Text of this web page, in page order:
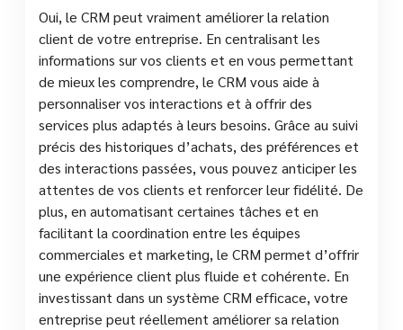
Oui, le CRM peut vraiment améliorer la relation
client de votre entreprise. En centralisant les
informations sur vos clients et en vous permettant
de mieux les comprendre, le CRM vous aide à
personnaliser vos interactions et à offrir des
services plus adaptés à leurs besoins. Grâce au suivi
précis des historiques d’achats, des préférences et
des interactions passées, vous pouvez anticiper les
attentes de vos clients et renforcer leur fidélité. De
plus, en automatisant certaines tâches et en
facilitant la coordination entre les équipes
commerciales et marketing, le CRM permet d’offrir
une expérience client plus fluide et cohérente. En
investissant dans un système CRM efficace, votre
entreprise peut réellement améliorer sa relation